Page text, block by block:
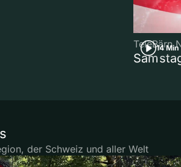
14 Min
TeleBärn
der Schweiz und aller Welt